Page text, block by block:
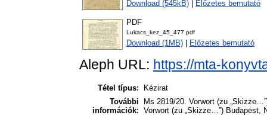
Download (545kB) Előzetes bemutató
PDF
Lukacs_kez_45_477.pdf
Download (1MB) Előzetes bemutató
Aleph URL: https://mta-
Tétel típus:
Kézirat
További
információk:
Ms 2819/20. Vorwort (zu
Vorwort (zu „Skizze…”) Budapest,